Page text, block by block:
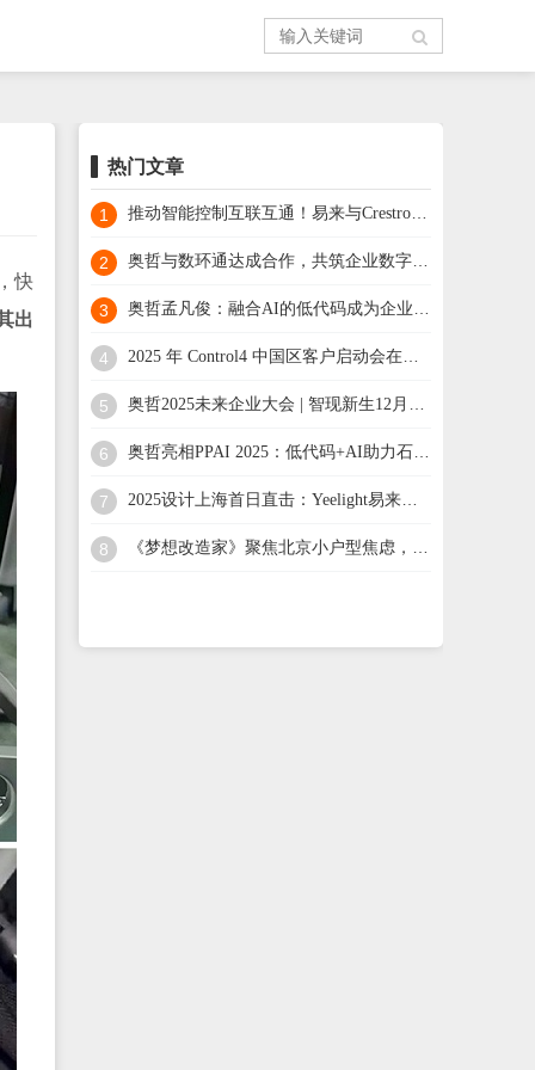
快
出
热门文章
1 推动智能控制互联互通！易来与Crestron快思聪达成战略合作
2 奥哲与数环通达成合作，共筑企业数字化一站式转型新生态
3 奥哲孟凡俊：融合AI的低代码成为企业数智化核心引擎
4 2025 年 Control4 中国区客户启动会在杭州成功举办，开启高端智能家居新征程
5 奥哲2025未来企业大会 | 智现新生12月5日开启！
6 奥哲亮相PPAI 2025：低代码+AI助力石油石化数智化发展
7 2025设计上海首日直击：Yeelight易来与Control4联袂演绎“智绘无界”未来家居
8 《梦想改造家》聚焦北京小户型焦虑，易来以全屋智能方案回应青年需求